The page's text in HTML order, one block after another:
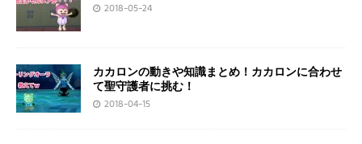
2018-05-24
カカロンの動きや知識まとめ！カカロンに合わせ
て聖守護者に挑む！
2018-04-15